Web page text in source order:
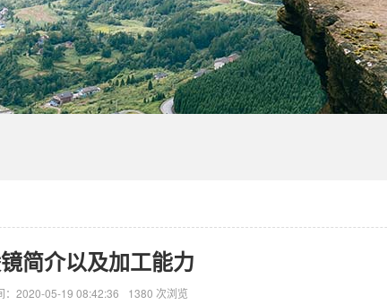
简介以及加工能力
：2020-05-19 08:42:36 1380 次浏览